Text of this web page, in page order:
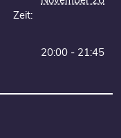
Zeit:
20:00 - 21:45